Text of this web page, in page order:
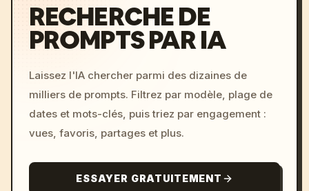
RECHERCHE DE
PROMPTS PAR IA
Laissez l'IA chercher parmi des dizaines de
milliers de prompts. Filtrez par modèle, plage de
dates et mots-clés, puis triez par engagement :
vues, favoris, partages et plus.
ESSAYER GRATUITEMENT